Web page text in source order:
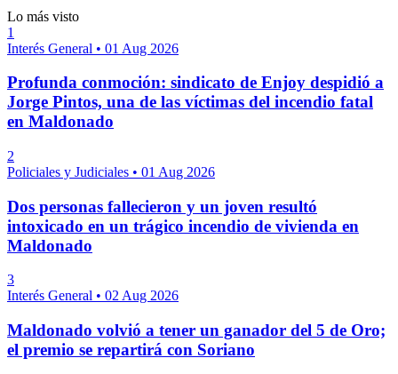
Lo más visto
1
Interés General • 01 Aug 2026
Profunda conmoción: sindicato de Enjoy despidió a
Jorge Pintos, una de las víctimas del incendio fatal
en Maldonado
2
Policiales y Judiciales • 01 Aug 2026
Dos personas fallecieron y un joven resultó
intoxicado en un trágico incendio de vivienda en
Maldonado
3
Interés General • 02 Aug 2026
Maldonado volvió a tener un ganador del 5 de Oro;
el premio se repartirá con Soriano